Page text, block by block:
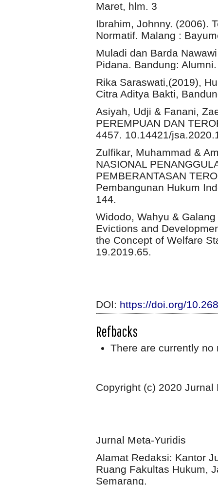
Maret, hlm. 3
Ibrahim, Johnny. (2006).
Normatif. Malang :
Muladi dan Barda
Pidana. Bandung:
Rika Saraswati,(2019),
Citra Aditya Bakti,
Asiyah, Udji & Fanani,
PEREMPUAN DAN
4457. 10.14421/
Zulfikar, Muhammad &
NASIONAL
PEMBERANTASAN
Pembangunan Hukum
144.
Widodo, Wahyu &
Evictions and
the Concept of Welfare
19.2019.65.
DOI: https://doi.org/
Refbacks
There are currently no
Copyright (c) 2020 Jurnal
Jurnal Meta-Yuridis
Alamat Redaksi: Kantor
Ruang Fakultas Hukum,
Semarang.